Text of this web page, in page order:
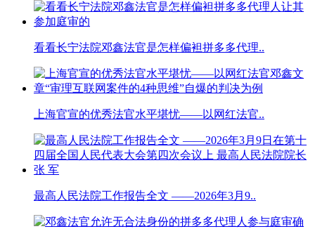
看看长宁法院邓鑫法官是怎样偏袒拼多多代理..
上海官宣的优秀法官水平堪忧——以网红法官..
最高人民法院工作报告全文 ——2026年3月9..